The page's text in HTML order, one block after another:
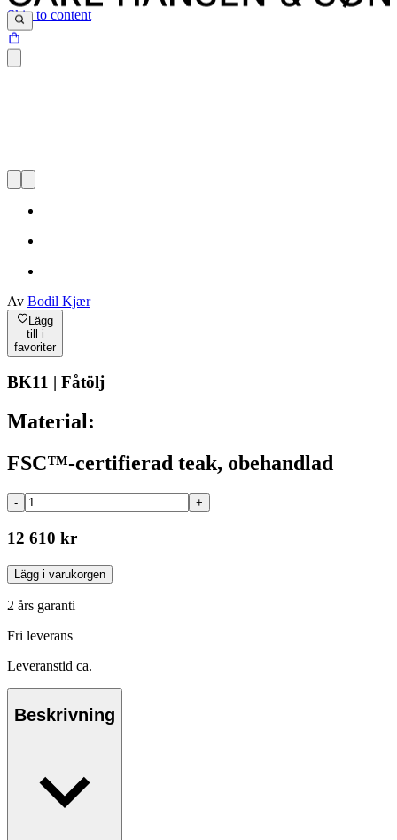
Skip to content
Av Bodil Kjær
Lägg
till i
favoriter
BK11 | Fåtölj
Material:
FSC™-certifierad teak, obehandlad
- +
12 610 kr
Lägg i varukorgen
2 års garanti
Fri leverans
Leveranstid ca.
Beskrivning